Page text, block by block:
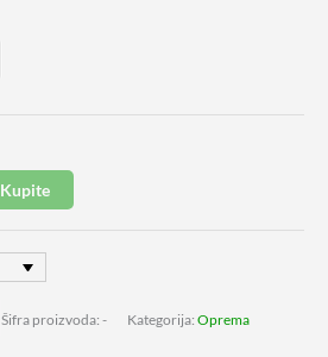
Kupite
Šifra proizvoda: - Kategorija: Oprema